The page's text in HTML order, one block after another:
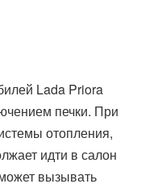
Lada Priora
печки. При
отопления,
идти в салон
вызывать